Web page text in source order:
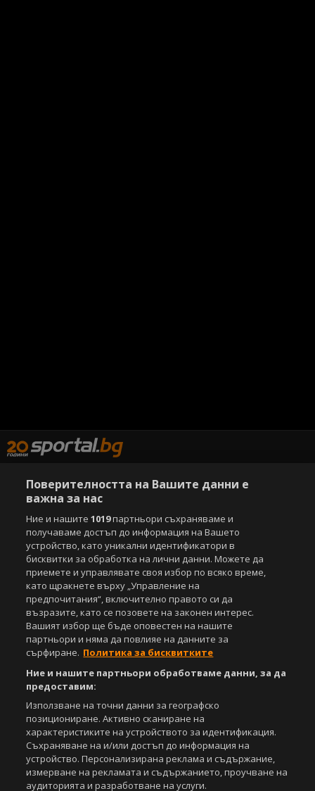
Copyright © 2007-2026 Агенция Спортал. Всички права запазени.
За нас Екип За рекламa
Общи условия
Етични правила на НСС
Лични данни
Управление на предпочитания
Съдържанието на този уеб сайт и технологиите, използвани в него, са
под закрила на Закона за авторското право и сродните му права.
Всички статии, репортажи, интервюта и други текстови, графични и
видео материали, публикувани в сайта, са собственост на Агенция
Спортал, освен ако изрично е посочено друго. Допуска се
публикуване на текстови материали само след писмено съгласие на
Агенция Спортал, посочване на източника и добавяне на линк към
www.sportal.bg. Използването на графични и видео материали,
публикувани в сайта, е строго забранено. Нарушителите ще бъдат
санкционирани с цялата строгост на закона.
СвалиБЕЗПЛАТНОТОприложение за:
Android
Поверителността на Вашите данни е
важна за нас
Ние и нашите1019партньори съхраняваме и
получаваме достъп до информация на Вашето
устройство, като уникални идентификатори в
бисквитки за обработка на лични данни. Можете да
приемете и управлявате своя избор по всяко време,
като щракнете върху „Управление на
предпочитания“, включително правото си да
възразите, като се позовете на законен интерес.
Вашият избор ще бъде оповестен на нашите
партньори и няма да повлияе на данните за
сърфиране. Политика за бисквитките
Ние и нашите партньори обработваме данни, за да
предоставим:
Използване на точни данни за географско
позициониране. Активно сканиране на
характеристиките на устройството за идентификация.
Съхраняване на и/или достъп до информация на
устройство. Персонализирана реклама и съдържание,
измерване на рекламата и съдържанието, проучване на
аудиторията и разработване на услуги.